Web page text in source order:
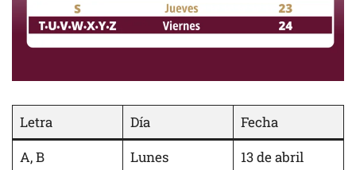
Letra Día
Fecha
A, B
Lunes
13 de abril